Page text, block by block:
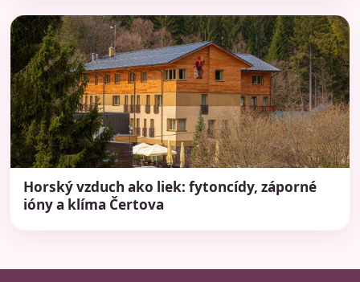
Horský vzduch ako liek: fytoncídy, záporné
ióny a klíma Čertova